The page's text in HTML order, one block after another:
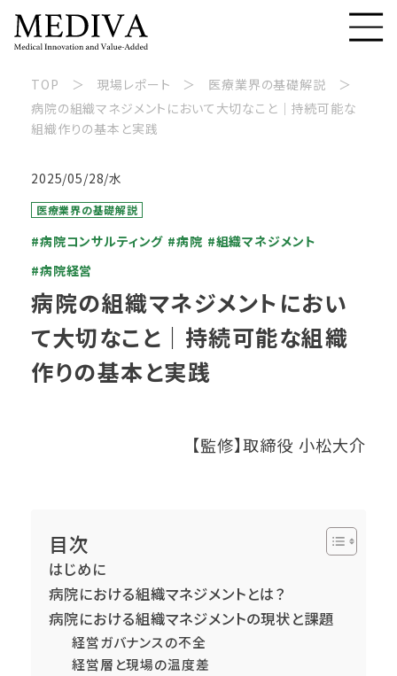
TOP 現場レポート
医療業界の基礎解説
病院の組織マネジメントにおいて大切なこと｜持続可能な
組織作りの基本と実践
2025/05/28/水
医療業界の基礎解説
#病院コンサルティング #病院 #組織マネジメント
#病院経営
病院の組織マネジメントにおい
て大切なこと｜持続可能な組織
作りの基本と実践
【監修】取締役 小松大介
目次
はじめに
病院における組織マネジメントとは？
病院における組織マネジメントの現状と課題
経営ガバナンスの不全
経営層と現場の温度差